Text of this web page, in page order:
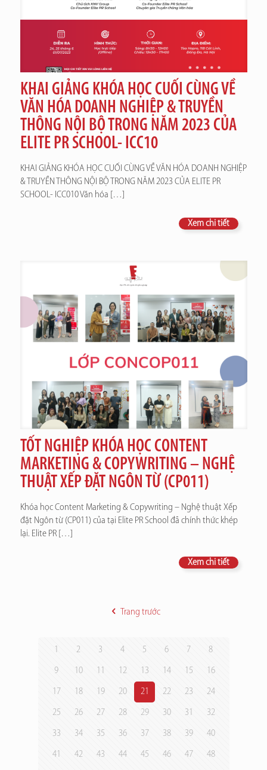
KHAI GIẢNG KHÓA HỌC CUỐI CÙNG VỀ
VĂN HÓA DOANH NGHIỆP & TRUYỀN
THÔNG NỘI BỘ TRONG NĂM 2023 CỦA
ELITE PR SCHOOL- ICC10
KHAI GIẢNG KHÓA HỌC CUỐI CÙNG VỀ VĂN HÓA DOANH NGHIỆP
& TRUYỀN THÔNG NỘI BỘ TRONG NĂM 2023 CỦA ELITE PR
SCHOOL- ICC010 Văn hóa […]
Xem chi tiết
TỐT NGHIỆP KHÓA HỌC CONTENT
MARKETING & COPYWRITING – NGHỆ
THUẬT XẾP ĐẶT NGÔN TỪ (CP011)
Khóa học Content Marketing & Copywriting – Nghệ thuật Xếp
đặt Ngôn từ (CP011) của tại Elite PR School đã chính thức khép
lại. Elite PR[…]
Xem chi tiết
Trang trước
1 2 3 4 5 6 7 8
9 10 11 12 13 14 15 16
17 18 19 20 21 22 23 24
25 26 27 28 29 30 31 32
33 34 35 36 37 38 39 40
41 42 43 44 45 46 47 48